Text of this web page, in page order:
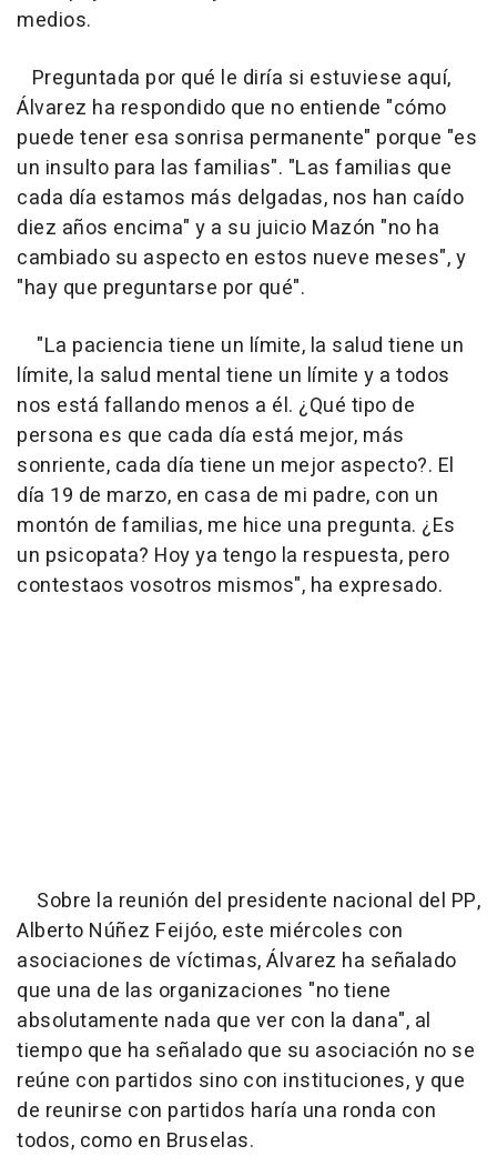
medios.
Preguntada por qué le diría si estuviese aquí,
Álvarez ha respondido que no entiende "cómo
puede tener esa sonrisa permanente" porque "es
un insulto para las familias". "Las familias que
cada día estamos más delgadas, nos han caído
diez años encima" y a su juicio Mazón "no ha
cambiado su aspecto en estos nueve meses", y
"hay que preguntarse por qué".
"La paciencia tiene un límite, la salud tiene un
límite, la salud mental tiene un límite y a todos
nos está fallando menos a él. ¿Qué tipo de
persona es que cada día está mejor, más
sonriente, cada día tiene un mejor aspecto?. El
día 19 de marzo, en casa de mi padre, con un
montón de familias, me hice una pregunta. ¿Es
un psicopata? Hoy ya tengo la respuesta, pero
contestaos vosotros mismos", ha expresado.
Sobre la reunión del presidente nacional del PP,
Alberto Núñez Feijóo, este miércoles con
asociaciones de víctimas, Álvarez ha señalado
que una de las organizaciones "no tiene
absolutamente nada que ver con la dana", al
tiempo que ha señalado que su asociación no se
reúne con partidos sino con instituciones, y que
de reunirse con partidos haría una ronda con
todos, como en Bruselas.